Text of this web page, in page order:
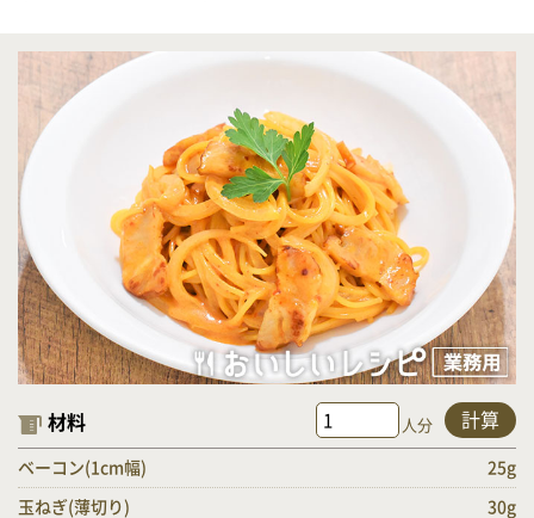
材料 人分 計算
ベーコン(1cm幅) 25g
玉ねぎ(薄切り) 30g